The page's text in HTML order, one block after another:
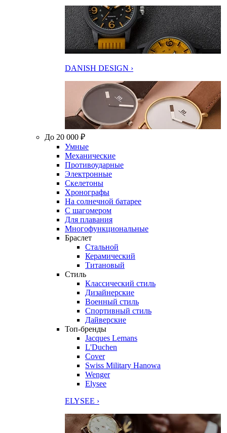
DANISH DESIGN ›
До 20 000 ₽
Умные
Механические
Противоударные
Электронные
Скелетоны
Хронографы
На солнечной батарее
С шагомером
Для плавания
Многофункциональные
Браслет
Стальной
Керамический
Титановый
Стиль
Классический стиль
Дизайнерские
Военный стиль
Спортивный стиль
Дайверские
Топ-бренды
Jacques Lemans
L'Duchen
Cover
Swiss Military Hanowa
Wenger
Elysee
ELYSEE ›